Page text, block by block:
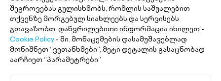
შეგროვებას გულისხმობს, რომლის საშუალებით
თქვენზე მორგებულ სიახლეებს და სერვისებს
გთავაზობთ. დაწვრილებითი ინფორმაცია იხილეთ -
Cookie Policy - ში. მონაცემების დასამუშავებლად
მონიშნეთ ‘’ვეთანხმები’’, მეტი დეტალის გასაცნობად
აარჩიეთ ‘’პარამეტრები’’